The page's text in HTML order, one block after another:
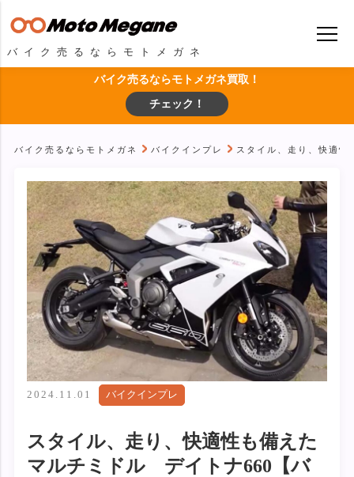
バイク売るならモトメガネ
バイク売るならモトメガネ買取！
チェック！
バイク売るならモトメガネ バイクインプレ スタイル、走り、快適
2024.11.01 バイクインプレ
スタイル、走り、快適性も備えた
マルチミドル デイトナ660【バ